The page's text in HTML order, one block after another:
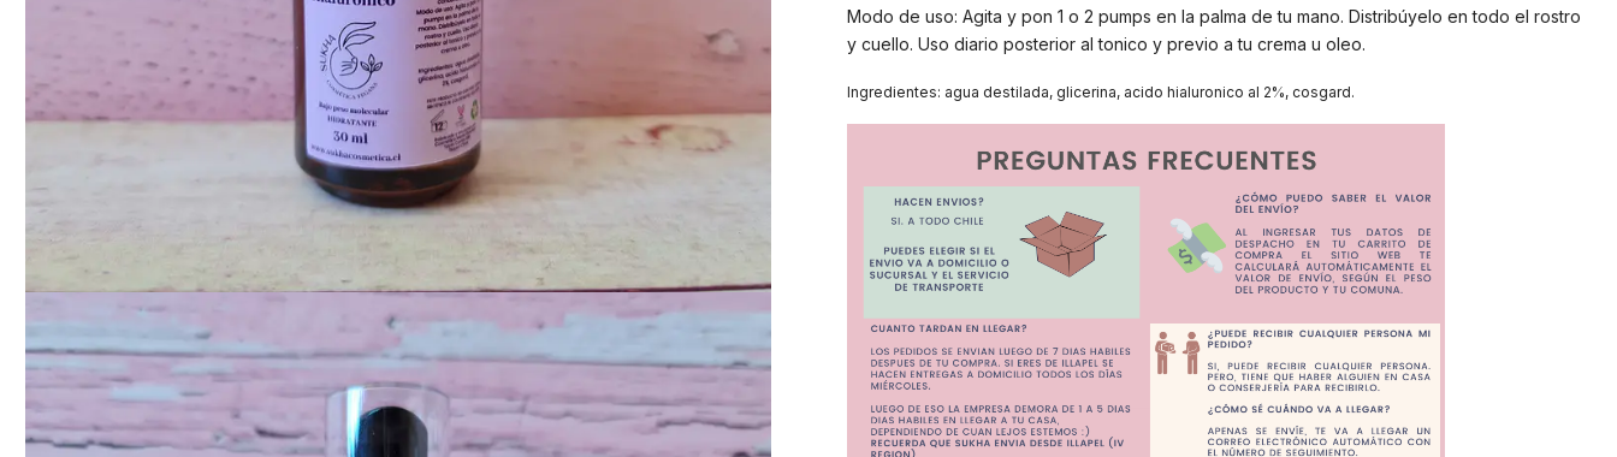
Modo de uso: Agita y pon 1 o 2 pumps en la palma de tu mano. Distribúyelo en todo el rostro
y cuello. Uso diario posterior al tonico y previo a tu crema u oleo.
Ingredientes: agua destilada, glicerina, acido hialuronico al 2%, cosgard.